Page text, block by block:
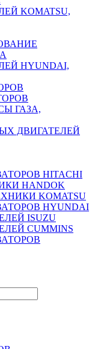
KOMATSU,
HYUNDAI,
ГАЗА,
ДВИГАТЕЛЕЙ
HITACHI
HANDOK
KOMATSU
HYUNDAI
ISUZU
CUMMINS